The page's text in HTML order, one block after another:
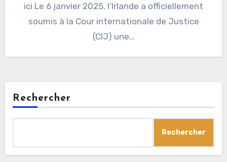
ici Le 6 janvier 2025, l’Irlande a officiellement
soumis à la Cour internationale de Justice
(CIJ) une…
Rechercher
Rechercher